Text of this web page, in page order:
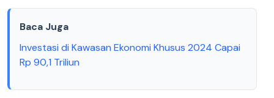
Baca Juga
Investasi di Kawasan Ekonomi Khusus 2024 Capai
Rp 90,1 Triliun